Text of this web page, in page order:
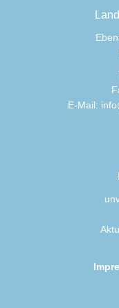
E-Mail: